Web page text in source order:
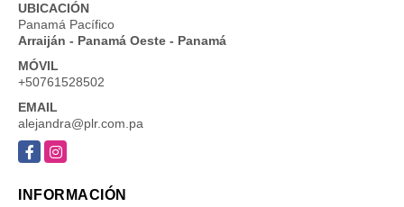
UBICACIÓN
Panamá Pacífico
Arraiján - Panamá Oeste - Panamá
MÓVIL
+50761528502
EMAIL
alejandra@plr.com.pa
FacebookInstagram
INFORMACIÓN